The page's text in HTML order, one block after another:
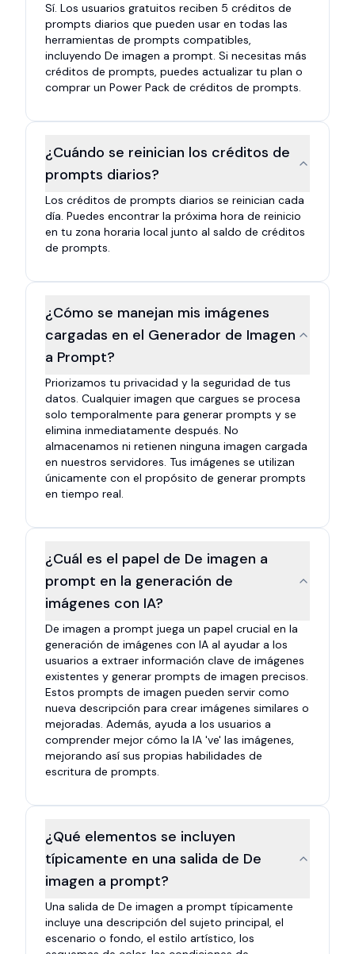
Sí. Los usuarios gratuitos reciben 5 créditos de
prompts diarios que pueden usar en todas las
herramientas de prompts compatibles,
incluyendo De imagen a prompt. Si necesitas más
créditos de prompts, puedes actualizar tu plan o
comprar un Power Pack de créditos de prompts.
¿Cuándo se reinician los créditos de
prompts diarios?
Los créditos de prompts diarios se reinician cada
día. Puedes encontrar la próxima hora de reinicio
en tu zona horaria local junto al saldo de créditos
de prompts.
¿Cómo se manejan mis imágenes
cargadas en el Generador de Imagen
a Prompt?
Priorizamos tu privacidad y la seguridad de tus
datos. Cualquier imagen que cargues se procesa
solo temporalmente para generar prompts y se
elimina inmediatamente después. No
almacenamos ni retienen ninguna imagen cargada
en nuestros servidores. Tus imágenes se utilizan
únicamente con el propósito de generar prompts
en tiempo real.
¿Cuál es el papel de De imagen a
prompt en la generación de
imágenes con IA?
De imagen a prompt juega un papel crucial en la
generación de imágenes con IA al ayudar a los
usuarios a extraer información clave de imágenes
existentes y generar prompts de imagen precisos.
Estos prompts de imagen pueden servir como
nueva descripción para crear imágenes similares o
mejoradas. Además, ayuda a los usuarios a
comprender mejor cómo la IA 've' las imágenes,
mejorando así sus propias habilidades de
escritura de prompts.
¿Qué elementos se incluyen
típicamente en una salida de De
imagen a prompt?
Una salida de De imagen a prompt típicamente
incluye una descripción del sujeto principal, el
escenario o fondo, el estilo artístico, los